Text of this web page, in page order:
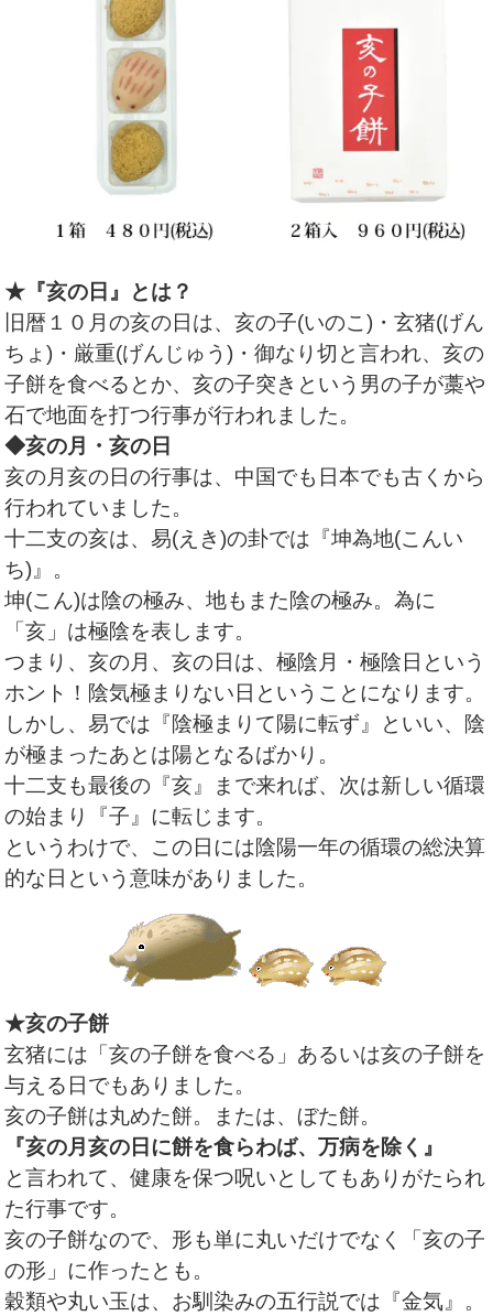
★『亥の日』とは？
旧暦１０月の亥の日は、亥の子(いのこ)・玄猪(げん
ちょ)・厳重(げんじゅう)・御なり切と言われ、亥の
子餅を食べるとか、亥の子突きという男の子が藁や
石で地面を打つ行事が行われました。
◆亥の月・亥の日
亥の月亥の日の行事は、中国でも日本でも古くから
行われていました。
十二支の亥は、易(えき)の卦では『坤為地(こんい
ち)』。
坤(こん)は陰の極み、地もまた陰の極み。為に
「亥」は極陰を表します。
つまり、亥の月、亥の日は、極陰月・極陰日という
ホント！陰気極まりない日ということになります。
しかし、易では『陰極まりて陽に転ず』といい、陰
が極まったあとは陽となるばかり。
十二支も最後の『亥』まで来れば、次は新しい循環
の始まり『子』に転じます。
というわけで、この日には陰陽一年の循環の総決算
的な日という意味がありました。
★亥の子餅
玄猪には「亥の子餅を食べる」あるいは亥の子餅を
与える日でもありました。
亥の子餅は丸めた餅。または、ぼた餅。
『亥の月亥の日に餅を食らわば、万病を除く』
と言われて、健康を保つ呪いとしてもありがたられ
た行事です。
亥の子餅なので、形も単に丸いだけでなく「亥の子
の形」に作ったとも。
穀類や丸い玉は、お馴染みの五行説では『金気』。